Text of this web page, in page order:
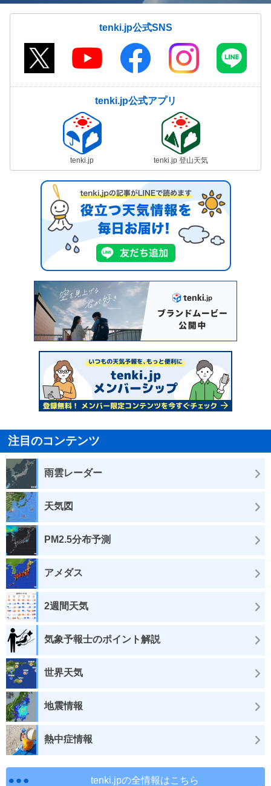
tenki.jp公式SNS
tenki.jp公式アプリ
tenki.jp tenki.jp 登山天気
注目のコンテンツ
雨雲レーダー
天気図
PM2.5分布予測
アメダス
2週間天気
気象予報士のポイント解説
世界天気
地震情報
熱中症情報
tenki.jpの全情報はこちら